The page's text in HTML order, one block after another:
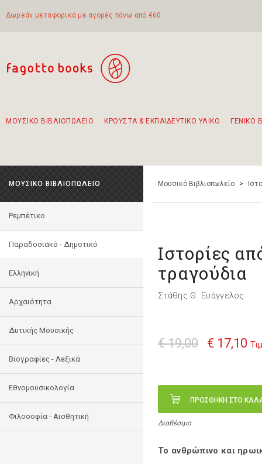
Δωρεάν μεταφορικά με αγορές πάνω από €60
ΜΟΥΣΙΚΟ ΒΙΒΛΙΟΠΩΛΕΙΟ ΚΡΟΥΣΤΑ & ΕΚΠΑΙΔΕΥΤΙΚΟ ΥΛΙΚΟ ΓΕΝΙΚΟ
ΜΟΥΣΙΚΟ ΒΙΒΛΙΟΠΩΛΕΙΟ
Ρεμπέτικο
Παραδοσιακό - Δημοτικό
Ελληνική
Αρχαιότητα
Δυτικής Μουσικής
Βιογραφίες - Λεξικά
Εθνομουσικολογία
Φιλοσοφία - Αισθητική
Μουσικό Βιβλιοπωλείο >
Ιστορίες
τραγούδια
Στάθης Θ. Ευάγγελος
€ 19,00 € 17,10
ΠΡΟΣΘΗΚΗ ΣΤΟ
Διαθέσιμο
Το ανθρώπινο και